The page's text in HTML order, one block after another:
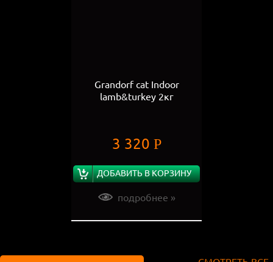
Grandorf cat Indoor
lamb&turkey 2кг
3 320 Р
ДОБАВИТЬ В КОРЗИНУ
подробнее »